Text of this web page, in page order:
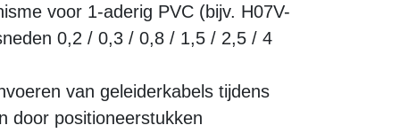
voor 1-aderig PVC (bijv. H07V-
0,2 / 0,3 / 0,8 / 1,5 / 2,5 / 4
van geleiderkabels tijdens
door positioneerstukken